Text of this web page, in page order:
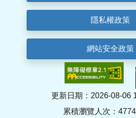
隱私權政策
網站安全政策
更新日期：2026-08-06
累積瀏覽人次：